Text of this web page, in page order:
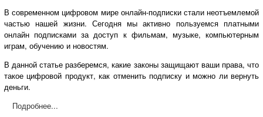
В современном цифровом мире онлайн-подписки стали неотъемлемой
частью нашей жизни. Сегодня мы активно пользуемся платными
онлайн подписками за доступ к фильмам, музыке, компьютерным
играм, обучению и новостям.
В данной статье разберемся, какие законы защищают ваши права, что
такое цифровой продукт, как отменить подписку и можно ли вернуть
деньги.
Подробнее...